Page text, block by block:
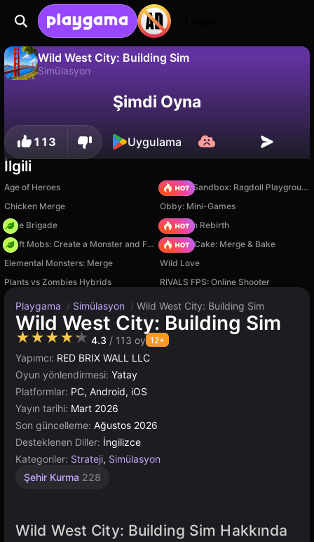
Wild West City: Building Sim
Simülasyon
İlerlemeyi kaydet! Hayır
Şimdi Oyna
113 Uygulama
İlgili
Age of Heroes
Sprunki Sandbox: Ragdoll Playground Mode
Chicken Merge
Obby: Mini-Games
Core Brigade
Stickman Rebirth
Craft Mobs: Create a Monster and Fight! Piece of Cake: Merge & Bake
Elemental Monsters: Merge
Wild Love
Plants vs Zombies Hybrids
RIVALS FPS: Online Shooter
Playgama / Simülasyon / Wild West City: Building Sim
Wild West City: Building Sim
★★★★★ 4.3 / 113 oy 12+
Yapımcı: RED BRIX WALL LLC
Oyun yönlendirmesi: Yatay
Platformlar: PC, Android, iOS
Yayın tarihi: Mart 2026
Son güncelleme: Ağustos 2026
Desteklenen Diller: İngilizce
Kategoriler: Strateji, Simülasyon
Şehir Kurma 228
Wild West City: Building Sim Hakkında